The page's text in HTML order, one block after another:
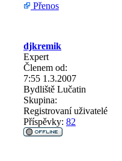
Přenos
djkremik
Expert
Členem od:
7:55 1.3.2007
Bydliště Lučatin
Skupina:
Registrovaní uživatelé
Příspěvky: 82